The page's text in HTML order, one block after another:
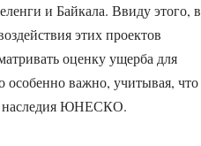
и Байкала. Ввиду этого, в
этих проектов
оценку ущерба для
особенно важно, учитывая, что
наследия ЮНЕСКО.